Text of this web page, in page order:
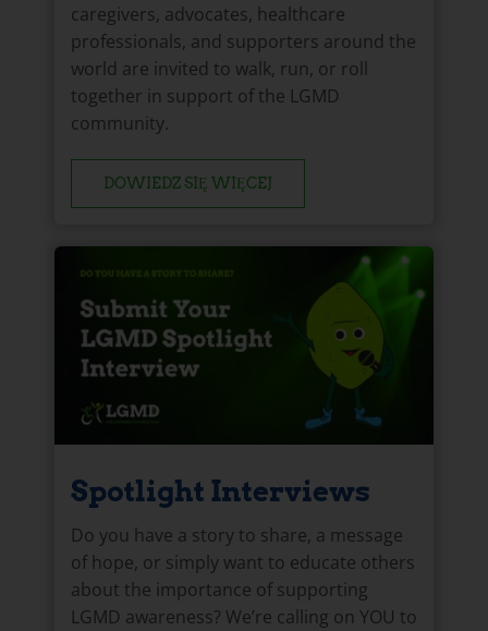
caregivers, advocates, healthcare
professionals, and supporters around the
world are invited to walk, run, or roll
together in support of the LGMD
community.
DOWIEDZ SIĘ WIĘCEJ
Spotlight Interviews
Do you have a story to share, a message
of hope, or simply want to educate others
about the importance of supporting
LGMD awareness? We’re calling on YOU to